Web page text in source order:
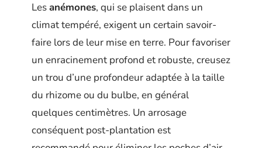
Lesanémones, qui se plaisent dans un
climat tempéré, exigent un certain savoir-
faire lors de leur mise en terre. Pour favoriser
un enracinement profond et robuste, creusez
un trou d’une profondeur adaptée à la taille
du rhizome ou du bulbe, en général
quelques centimètres. Un arrosage
conséquent post-plantation est